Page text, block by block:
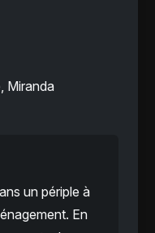
Miranda
un périple à
En